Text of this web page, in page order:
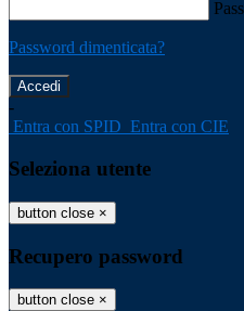
Password dimenticata?
-
Entra con SPID Entra con CIE
Seleziona utente
button close ×
Recupero password
button close ×